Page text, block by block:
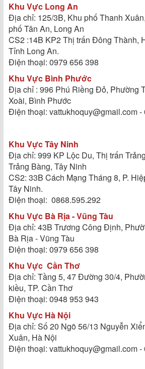
Khu Vực Long An
Địa chỉ: 125/3B, Khu phố Thanh
phố Tân An, Long An
CS2 :14B KP2 Thị trấn Đông Thành,
Tỉnh Long An.
Điện thoại: 0979 656 398
Khu Vực Bình Phước
Địa chỉ : 996 Phú Riềng Đỏ, Phường
Xoài, Bình Phước
Điện thoại: vattukhoquy@gmail.com -
Khu Vực Tây Ninh
Địa chỉ: 999 KP Lộc Du, Thị trấn
Trảng Bàng, Tây Ninh
CS2: 33B Cách Mạng Tháng 8, P.
Tây Ninh.
Điện thoại: 0868.595.292
Khu Vực Bà Rịa - Vũng Tàu
Địa chỉ: 43B Trương Công Định,
Bà Rịa - Vũng Tàu
Điện thoại: 0979 656 398
Khu Vực Cần Thơ
Địa chỉ: Tầng 5, 47 Đường 30/4,
kiều, TP. Cần Thơ
Điện thoại: 0948 953 943
Khu Vực Hà Nội
Địa chỉ: Số 20 Ngõ 56/13 Nguyễn
Xuân, Hà Nội
Điện thoại: vattukhoquy@gmail.com -